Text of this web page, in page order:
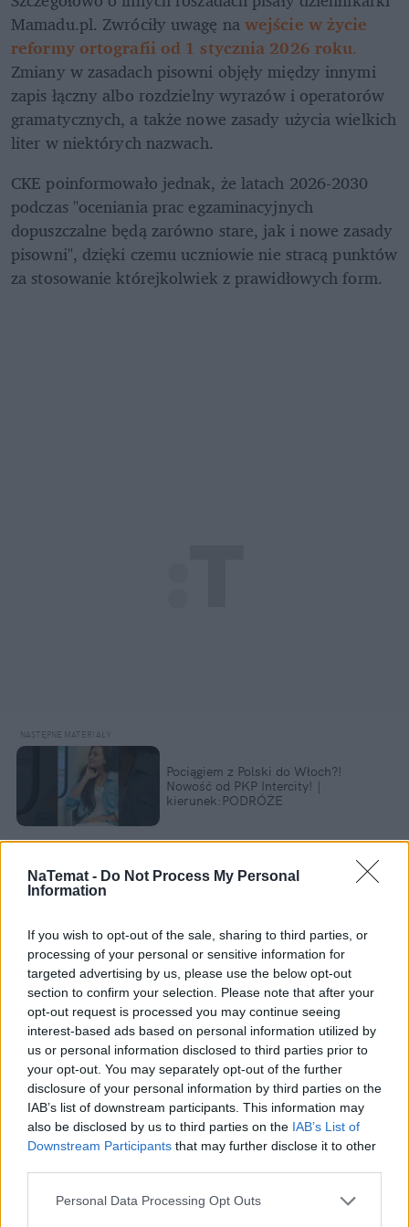
NaTemat - Do Not Process My Personal
Information
If you wish to opt-out of the sale, sharing to third parties, or
processing of your personal or sensitive information for
targeted advertising by us, please use the below opt-out
section to confirm your selection. Please note that after your
opt-out request is processed you may continue seeing
interest-based ads based on personal information utilized by
us or personal information disclosed to third parties prior to
your opt-out. You may separately opt-out of the further
disclosure of your personal information by third parties on the
IAB’s list of downstream participants. This information may
also be disclosed by us to third parties on the IAB’s List of
Downstream Participants that may further disclose it to other
Personal Data Processing Opt Outs
Mamadu.pl. Zwróciły uwagę na wejście w życie
reformy ortografii od 1 stycznia 2026 roku.
Zmiany w zasadach pisowni objęły między innymi
zapis łączny albo rozdzielny wyrazów i operatorów
gramatycznych, a także nowe zasady użycia wielkich
liter w niektórych nazwach.
CKE poinformowało jednak, że latach 2026-2030
podczas "oceniania prac egzaminacyjnych
dopuszczalne będą zarówno stare, jak i nowe zasady
pisowni", dzięki czemu uczniowie nie stracą punktów
za stosowanie którejkolwiek z prawidłowych form.
Pociągiem z Polski do Włoch?!
Nowość od PKP Intercity! |
kierunek:PODRÓŻE
Ważna informacja dotyczyła także listy lektur
. Na
egzamin ósmych klas nadal obowiązywały pozycje z
poziomu klas 7-8 jako główne źródła zadań.
Natomiast lektury z poziomu klas 4-6 mogły pojawić
się tylko w zadaniach opartych na przeczytanych
fragmentach. Nie trzeba było więc znać całości
utworu, a jedynie umiejętności pracy z tekstem
wskazanym w arkuszu. Niestety skończyła się też era
"pewniaków" na egzaminie ósmoklasisty.
Nie przegap żadnej ważnej wiadomości i
obserwuj nas w Google News!
Więcej: